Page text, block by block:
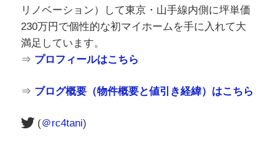
リノベーション）して東京・山手線内側に坪単価
230万円で個性的な初マイホームを手に入れて大
満足しています。
⇒ プロフィールはこちら
⇒ ブログ概要（物件概要と値引き経緯）はこちら
(＠rc4tani)